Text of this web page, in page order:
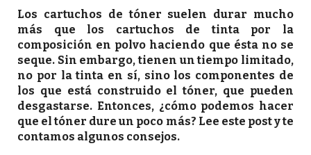
Los cartuchos detóner suelen durar mucho
más que los cartuchos de tinta por la
composición en polvo haciendo que ésta no se
seque. Sin embargo, tienen untiempo limitado,
no por la tinta en sí, sino los componentes de
los que está construido el tóner, que pueden
desgastarse. Entonces, ¿cómo podemos hacer
que el tóner dure un poco más? Lee este post y te
contamos algunos consejos.